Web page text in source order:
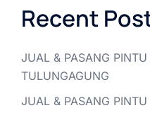
Recent
JUAL & PASANG PINTU
TULUNGAGUNG
JUAL & PASANG PINTU